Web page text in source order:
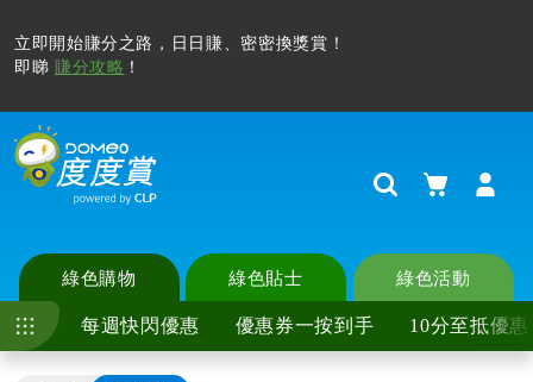
Search購物車
綠色購物
每週快閃優惠 優惠券一按到手 10分至抵優惠
綠色貼士 綠色活動